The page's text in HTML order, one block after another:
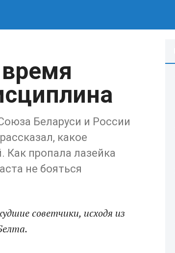
Беларуси и России
какое
пропала лазейка
не бояться
советчики, исходя из